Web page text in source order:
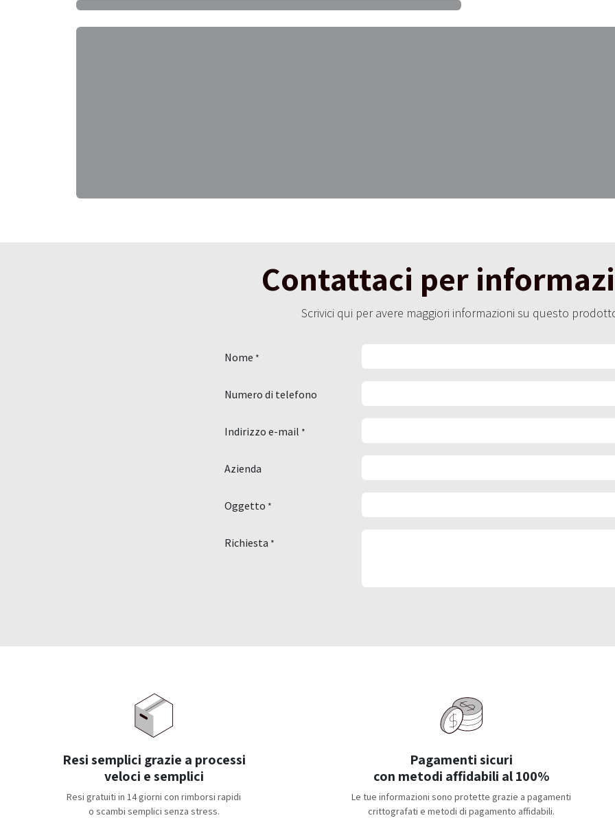
Contattaci per
Scrivici qui per avere maggiori informazioni su questo
Nome *
Numero di telefono
Indirizzo e-mail *
Azienda
Oggetto *
Richiesta *
Resi semplici grazie a processi
veloci e semplici
Resi gratuiti in 14 giorni con rimborsi rapidi
o scambi semplici senza stress.
Pagamenti sicuri
con metodi affidabili al 100%
Le tue informazioni sono protette grazie a pagamenti
crittografati e metodi di pagamento affidabili.